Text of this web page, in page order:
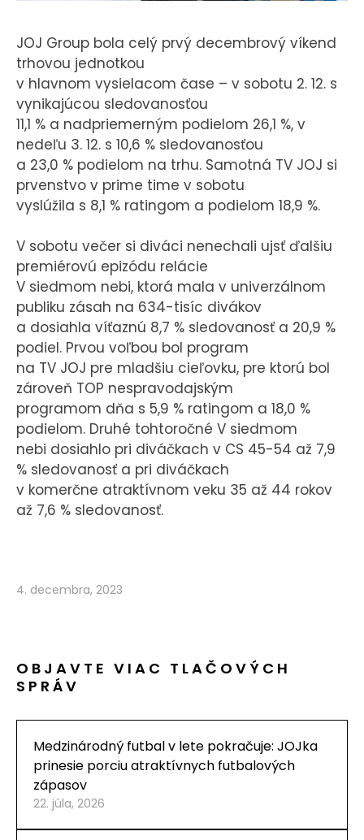
JOJ Group bola celý prvý decembrový víkend
trhovou jednotkou
v hlavnom vysielacom čase – v sobotu 2. 12. s
vynikajúcou sledovanosťou
11,1 % a nadpriemerným podielom 26,1 %, v
nedeľu 3. 12. s 10,6 % sledovanosťou
a 23,0 % podielom na trhu. Samotná TV JOJ si
prvenstvo v prime time v sobotu
vyslúžila s 8,1 % ratingom a podielom 18,9 %.
V sobotu večer si diváci nenechali ujsť ďalšiu
premiérovú epizódu relácie
V siedmom nebi, ktorá mala v univerzálnom
publiku zásah na 634-tisíc divákov
a dosiahla víťaznú 8,7 % sledovanosť a 20,9 %
podiel. Prvou voľbou bol program
na TV JOJ pre mladšiu cieľovku, pre ktorú bol
zároveň TOP nespravodajským
programom dňa s 5,9 % ratingom a 18,0 %
podielom. Druhé tohtoročné V siedmom
nebi dosiahlo pri diváčkach v CS 45-54 až 7,9
% sledovanosť a pri diváčkach
v komerčne atraktívnom veku 35 až 44 rokov
až 7,6 % sledovanosť.
4. decembra, 2023
OBJAVTE VIAC TLAČOVÝCH
SPRÁV
Medzinárodný futbal v lete pokračuje: JOJka
prinesie porciu atraktívnych futbalových
zápasov
22. júla, 2026